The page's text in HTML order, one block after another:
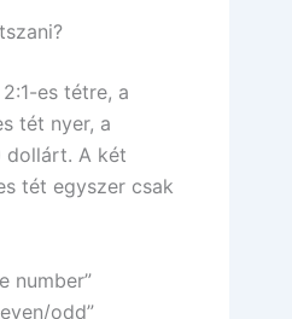
es tétre, a
tét nyer, a
dollárt. A két
tét egyszer csak
number”
odd”